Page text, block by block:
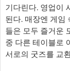
기다린다. 영업이
된다. 매장엔 게임
들은 모두 즐거운
중 다른 테이블로
서로의 굿즈를 교